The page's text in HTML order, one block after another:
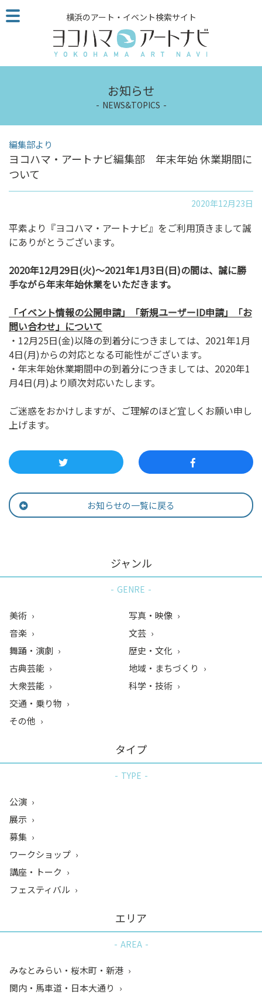
こ
の
ジ
読
ペ
へ
ス
キ
プ
事
へ
キ
横浜のアート・イベント検索サイト
お知らせ
NEWS&TOPICS
編集部より
ヨコハマ・アートナビ編集部 年末年始 休業期間に
ついて
2020年12月23日
平素より『ヨコハマ・アートナビ』をご利用頂きまして誠
にありがとうございます。
2020年12月29日(火)～2021年1月3日(日)の間は、誠に勝
手ながら年末年始休業をいただきます。
「イベント情報の公開申請」「新規ユーザーID申請」「お
問い合わせ」について
・12月25日(金)以降の到着分につきましては、2021年1月
4日(月)からの対応となる可能性がございます。
・年末年始休業期間中の到着分につきましては、2020年1
月4日(月)より順次対応いたします。
ご迷惑をおかけしますが、ご理解のほど宜しくお願い申し
上げます。
お知らせの一覧に戻る
ジャンル
GENRE
美術
音楽
舞踊・演劇
古典芸能
大衆芸能
写真・映像
文芸
歴史・文化
地域・まちづくり
科学・技術
交通・乗り物
その他
タイプ
TYPE
公演
展示
募集
ワークショップ
講座・トーク
フェスティバル
エリア
AREA
みなとみらい・桜木町・新港
関内・馬車道・日本大通り